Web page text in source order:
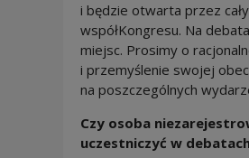
i będzie otwarta przez
współKongresu. Na
miejsc. Prosimy o
i przemyślenie swojej
na poszczególnych
Czy osoba
uczestniczyć w